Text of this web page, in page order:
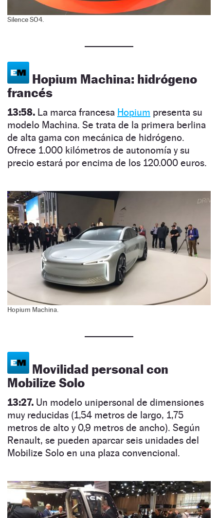
Silence SO4.
Hopium Machina: hidrógeno
francés
13:58. La marca francesa Hopium presenta su
modelo Machina. Se trata de la primera berlina
de alta gama con mecánica de hidrógeno.
Ofrece 1.000 kilómetros de autonomía y su
precio estará por encima de los 120.000 euros.
Hopium Machina.
Movilidad personal con
Mobilize Solo
13:27. Un modelo unipersonal de dimensiones
muy reducidas (1,54 metros de largo, 1,75
metros de alto y 0,9 metros de ancho). Según
Renault, se pueden aparcar seis unidades del
Mobilize Solo en una plaza convencional.